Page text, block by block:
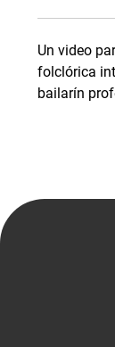
Un video
folclórica
bailarín